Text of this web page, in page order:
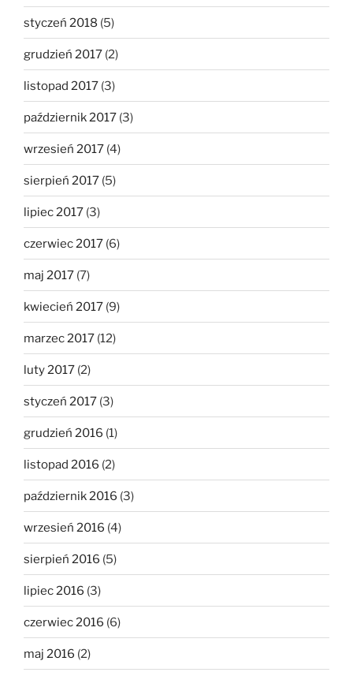
styczeń 2018 (5)
grudzień 2017 (2)
listopad 2017 (3)
październik 2017 (3)
wrzesień 2017 (4)
sierpień 2017 (5)
lipiec 2017 (3)
czerwiec 2017 (6)
maj 2017 (7)
kwiecień 2017 (9)
marzec 2017 (12)
luty 2017 (2)
styczeń 2017 (3)
grudzień 2016 (1)
listopad 2016 (2)
październik 2016 (3)
wrzesień 2016 (4)
sierpień 2016 (5)
lipiec 2016 (3)
czerwiec 2016 (6)
maj 2016 (2)